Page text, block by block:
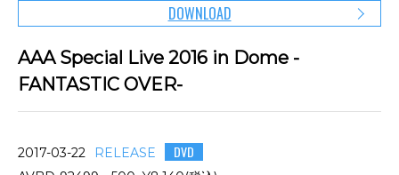
DOWNLOAD
AAA Special Live 2016 in Dome -
FANTASTIC OVER-
2017-03-22 RELEASE DVD